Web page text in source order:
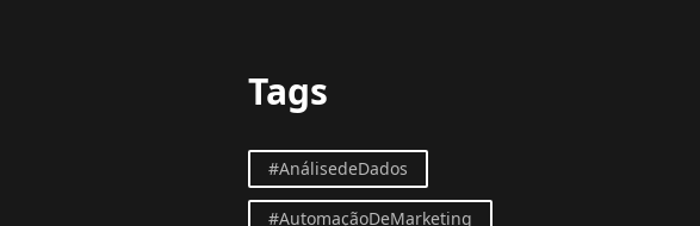
Tags
#AnálisedeDados
#AutomaçãoDeMarketing